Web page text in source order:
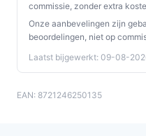
commissie, zonder extra
Onze aanbevelingen zijn
beoordelingen, niet op
Laatst bijgewerkt: 09-08-
EAN: 8721246250135